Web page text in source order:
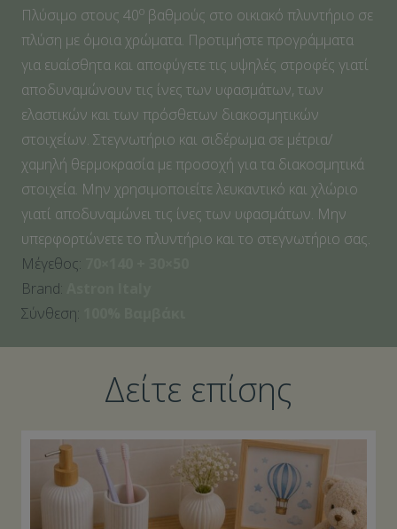
Πλύσιμο στους 40ο βαθμούς στο οικιακό πλυντήριο σε
πλύση με όμοια χρώματα. Προτιμήστε προγράμματα
για ευαίσθητα και αποφύγετε τις υψηλές στροφές γιατί
αποδυναμώνουν τις ίνες των υφασμάτων, των
ελαστικών και των πρόσθετων διακοσμητικών
στοιχείων. Στεγνωτήριο και σιδέρωμα σε μέτρια/
χαμηλή θερμοκρασία με προσοχή για τα διακοσμητικά
στοιχεία. Μην χρησιμοποιείτε λευκαντικό και χλώριο
γιατί αποδυναμώνει τις ίνες των υφασμάτων. Μην
υπερφορτώνετε το πλυντήριο και το στεγνωτήριο σας.
Μέγεθος:
Brand:
Σύνθεση:
Δείτε επίσης